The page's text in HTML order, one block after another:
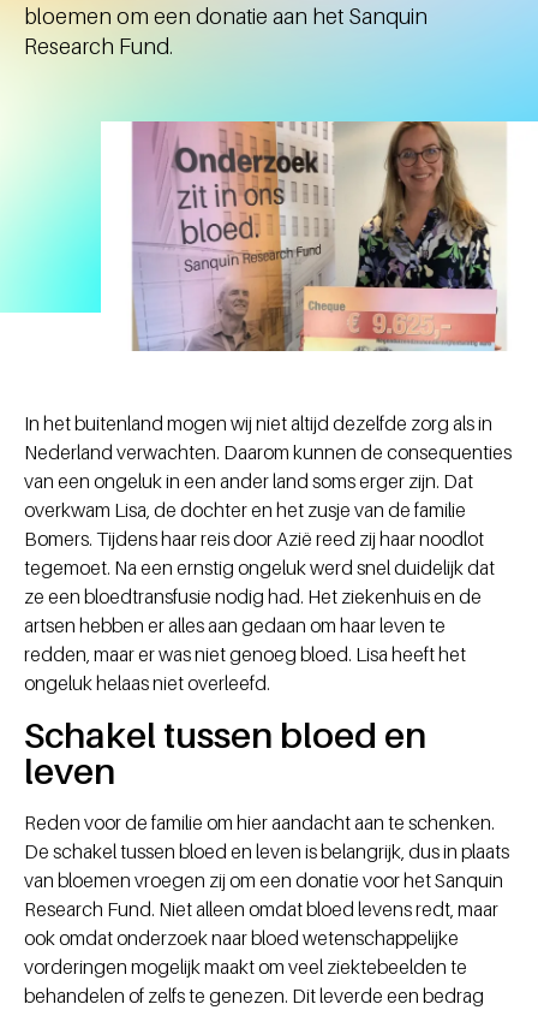
bloemen om een donatie aan het Sanquin
Research Fund.
In het buitenland mogen wij niet altijd dezelfde zorg als in
Nederland verwachten. Daarom kunnen de consequenties
van een ongeluk in een ander land soms erger zijn. Dat
overkwam Lisa, de dochter en het zusje van de familie
Bomers. Tijdens haar reis door Azië reed zij haar noodlot
tegemoet. Na een ernstig ongeluk werd snel duidelijk dat
ze een bloedtransfusie nodig had. Het ziekenhuis en de
artsen hebben er alles aan gedaan om haar leven te
redden, maar er was niet genoeg bloed. Lisa heeft het
ongeluk helaas niet overleefd.
Schakel tussen bloed en
leven
Reden voor de familie om hier aandacht aan te schenken.
De schakel tussen bloed en leven is belangrijk, dus in plaats
van bloemen vroegen zij om een donatie voor het Sanquin
Research Fund. Niet alleen omdat bloed levens redt, maar
ook omdat onderzoek naar bloed wetenschappelijke
vorderingen mogelijk maakt om veel ziektebeelden te
behandelen of zelfs te genezen. Dit leverde een bedrag